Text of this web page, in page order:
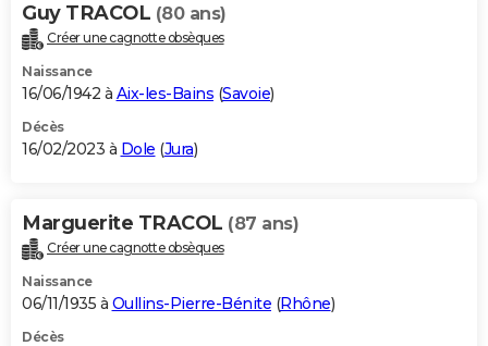
Guy TRACOL (80 ans)
Créer une cagnotte obsèques
Naissance
16/06/1942 à Aix-les-Bains (Savoie)
Décès
16/02/2023 à Dole (Jura)
Marguerite TRACOL (87 ans)
Créer une cagnotte obsèques
Naissance
06/11/1935 à Oullins-Pierre-Bénite (Rhône)
Décès